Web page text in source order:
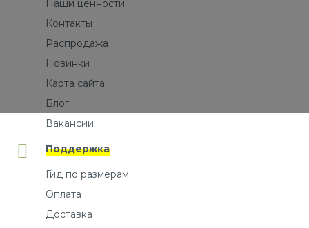
Наши ценности
Контакты
Распродажа
Новинки
Карта сайта
Блог
Вакансии
Поддержка
Гид по размерам
Оплата
Доставка